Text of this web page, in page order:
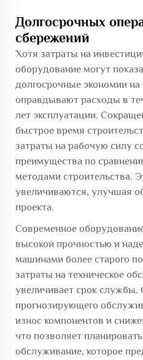
Долгосрочных
сбережений
Хотя затраты на
оборудование могут
долгосрочные экономии
оправдывают расходы в
лет эксплуатации.
быстрое время
затраты на рабочую силу
преимущества по
методами строительства.
увеличиваются, улучшая
проекта.
Современное
высокой прочностью и
машинами более старого
затраты на техническое
увеличивает срок службы.
прогнозирующего
износ компонентов и
что позволяет
обслуживание, которое